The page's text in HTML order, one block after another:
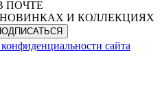
ПОЧТЕ
И КОЛЛЕКЦИЯХ
сайта